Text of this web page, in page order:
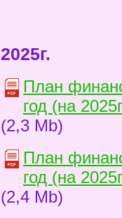
2025г.
План
год (на
(2,3 Mb)
План
год (на
(2,4 Mb)